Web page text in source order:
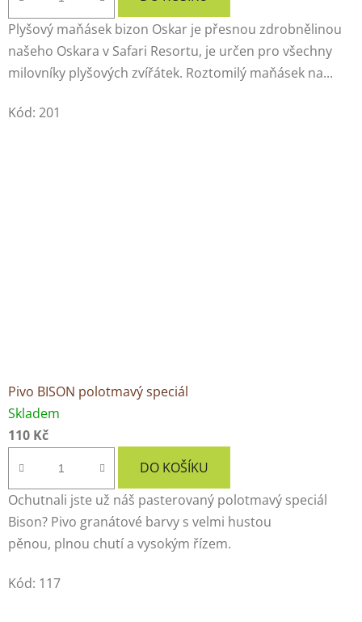
Plyšový maňásek bizon Oskar je přesnou zdrobnělinou
našeho Oskara v Safari Resortu, je určen pro všechny
milovníky plyšových zvířátek. Roztomilý maňásek na...
Kód: 201
Pivo BISON polotmavý speciál
Skladem
110 Kč
DO KOŠÍKU
Ochutnali jste už náš pasterovaný polotmavý speciál
Bison? Pivo granátové barvy s velmi hustou
pěnou, plnou chutí a vysokým řízem.
Kód: 117